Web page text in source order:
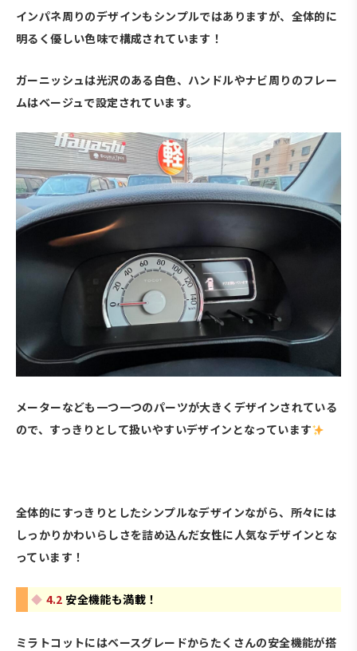
インパネ周りのデザインもシンプルではありますが、全体的に
明るく優しい色味で構成されています！
ガーニッシュは光沢のある白色、ハンドルやナビ周りのフレー
ムはベージュで設定されています。
メーターなども一つ一つのパーツが大きくデザインされている
ので、すっきりとして扱いやすいデザインとなっています
全体的にすっきりとしたシンプルなデザインながら、所々には
しっかりかわいらしさを詰め込んだ女性に人気なデザインとな
っています！
4.2 安全機能も満載！
ミラトコットにはベースグレードからたくさんの安全機能が搭